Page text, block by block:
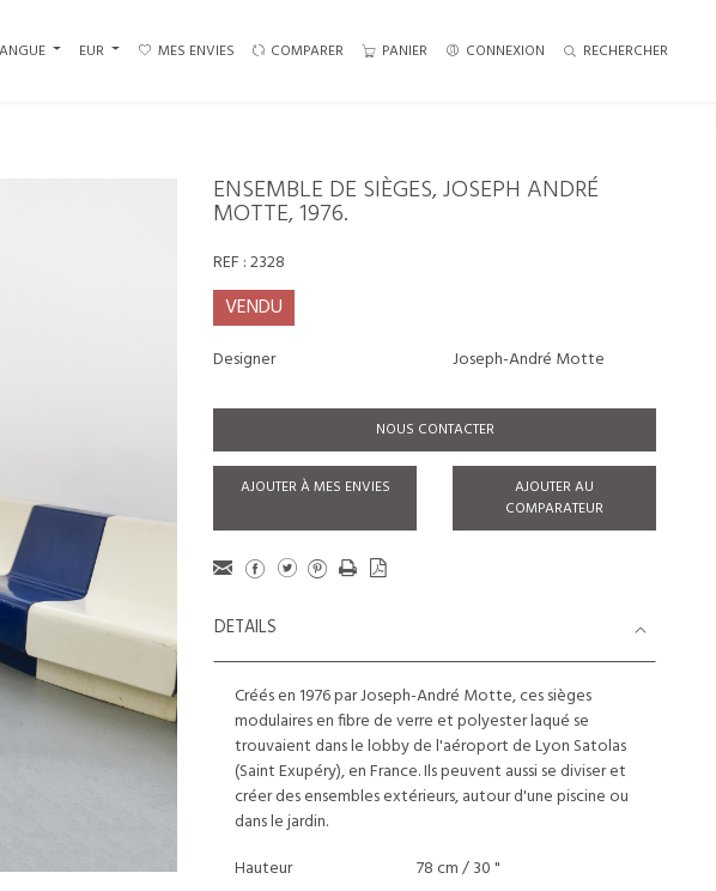
EUR MES ENVIES COMPARER PANIER CONNEXION RECHERCHER
ENSEMBLE DE SIÈGES, JOSEPH ANDRÉ
MOTTE, 1976.
REF :2328
VENDU
Designer Joseph-André Motte
NOUS CONTACTER
AJOUTER À MES ENVIES
AJOUTER AU
COMPARATEUR
DETAILS
Créés en 1976 par Joseph-André Motte, ces sièges
modulaires en fibre de verre et polyester laqué se
trouvaient dans le lobby de l'aéroport de Lyon Satolas
(Saint Exupéry), en France. Ils peuvent aussi se diviser et
créer des ensembles extérieurs, autour d'une piscine ou
dans le jardin.
Hauteur
78 cm / 30 "